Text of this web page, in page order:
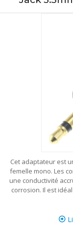
Cet adaptateur est
femelle mono. Les
une conductivité
corrosion. Il est